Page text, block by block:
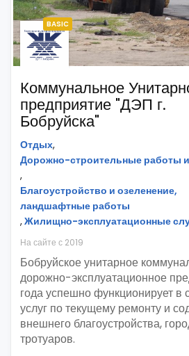
BASIC
Коммунальное
предприятие "ДЭП г.
Бобруйска"
Отдых,
Дорожно-строительные работы и
,
Благоустройство и озеленение,
ландшафтные работы
,Жилищно-эксплуатационные
На сайте с 2019
Бобруйское унитарное
дорожно-эксплуатационное
года успешно функционирует в
услуг по текущему ремонту и
внешнего благоустройства,
тротуаров.